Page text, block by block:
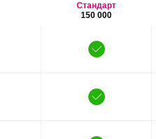
Стандарт
150 000